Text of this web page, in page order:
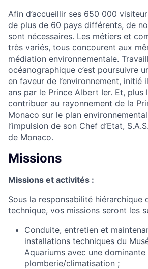
Afin d’accueillir ses 650 000
de plus de 60 pays différents, de
sont nécessaires. Les métiers et
très variés, tous concourent aux
médiation environnementale.
océanographique c’est poursuivre
en faveur de l’environnement, initié
ans par le Prince Albert Ier. Et, plus
contribuer au rayonnement de la
Monaco sur le plan
l’impulsion de son Chef d’Etat,
de Monaco.
Missions
Missions et activités :
Sous la responsabilité hiérarchique
technique, vos missions seront les
Conduite, entretien et
installations techniques du
Aquariums avec une
plomberie/climatisation ;